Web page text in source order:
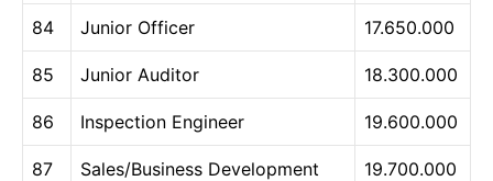
84 Junior Officer 17.650.000
85 Junior Auditor 18.300.000
86 Inspection Engineer 19.600.000
87 Sales/Business Development 19.700.000